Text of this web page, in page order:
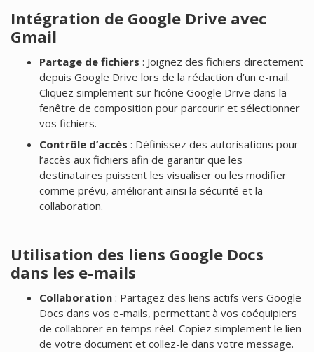
Intégration de Google Drive avec
Gmail
Partage de fichiers : Joignez des fichiers directement
depuis Google Drive lors de la rédaction d’un e-mail.
Cliquez simplement sur l’icône Google Drive dans la
fenêtre de composition pour parcourir et sélectionner
vos fichiers.
Contrôle d’accès : Définissez des autorisations pour
l’accès aux fichiers afin de garantir que les
destinataires puissent les visualiser ou les modifier
comme prévu, améliorant ainsi la sécurité et la
collaboration.
Utilisation des liens Google Docs
dans les e-mails
Collaboration: Partagez des liens actifs vers Google
Docs dans vos e-mails, permettant à vos coéquipiers
de collaborer en temps réel. Copiez simplement le lien
de votre document et collez-le dans votre message.